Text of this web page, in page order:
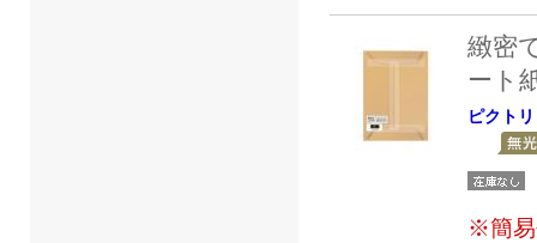
緻密
ート
ピクト
※簡易